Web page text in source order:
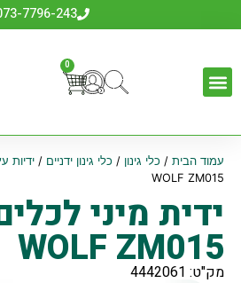
7796-243
0
עמוד הבית/ כלי גינון / כלי גינון ידניים / ידיות
WOLF ZM015
ידית מיני
WOLF ZM015
מק"ט: 4442061